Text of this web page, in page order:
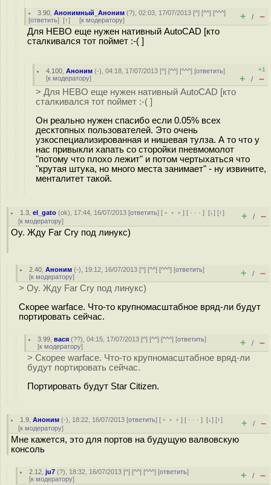
3.90 ,Анонимный_Аноним (?), 02:03, 17/07/2013 [^] [^^] [^^^]
[ответить] [↑] [к модератору] + / –
Для НЕВО еще нужен нативный AutoCAD [кто
сталкивался тот поймет :-( ]
4.100 ,Аноним (-), 04:18, 17/07/2013 [^] [^^] [^^^] [ответить]
[к модератору]
+1
+ / –
> Для НЕВО еще нужен нативный AutoCAD [кто
сталкивался тот поймет :-( ]
Он реально нужен спасибо если 0.05% всех
десктопных пользователей. Это очень
узкоспециализированная и нишевая тулза. А то что у
нас привыкли хапать со сторойки пневмомолот
"потому что плохо лежит" и потом чертыхаться что
"крутая штука, но много места занимает" - ну извините,
менталитет такой.
1.3 ,el_gato (ok), 17:44, 16/07/2013 [ответить] [ ﹢﹢﹢] [ · · ·][↓] [↑]
[к модератору] + / –
Оу. Жду Far Cry под линукс)
2.40 ,Аноним (-), 19:12, 16/07/2013 [^] [^^] [^^^] [ответить]
[к модератору] + / –
> Оу. Жду Far Cry под линукс)
Скорее warface. Что-то крупномасштабное вряд-ли будут
портировать сейчас.
3.99 ,вася (??), 04:15, 17/07/2013 [^] [^^] [^^^] [ответить]
[к модератору] + / –
> Скорее warface. Что-то крупномасштабное вряд-ли
будут портировать сейчас.
Портировать будут Star Citizen.
1.9 ,Аноним (-), 18:22, 16/07/2013 [ответить] [ ﹢﹢﹢] [ · · ·][↓] [↑]
[к модератору] + / –
Мне кажется, это для портов на будущую валвовскую
консоль
2.12 ,ju7 (?), 18:32, 16/07/2013 [^] [^^] [^^^] [ответить]
[к модератору] + / –